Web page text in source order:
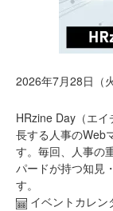
2026年7月28日（
HRzine Day（エ
長する人事のWeb
す。毎回、人事の
パードが持つ知見
す。
イベントカレン